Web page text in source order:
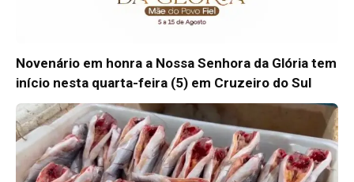
Novenário em honra a Nossa Senhora da Glória tem
início nesta quarta-feira (5) em Cruzeiro do Sul